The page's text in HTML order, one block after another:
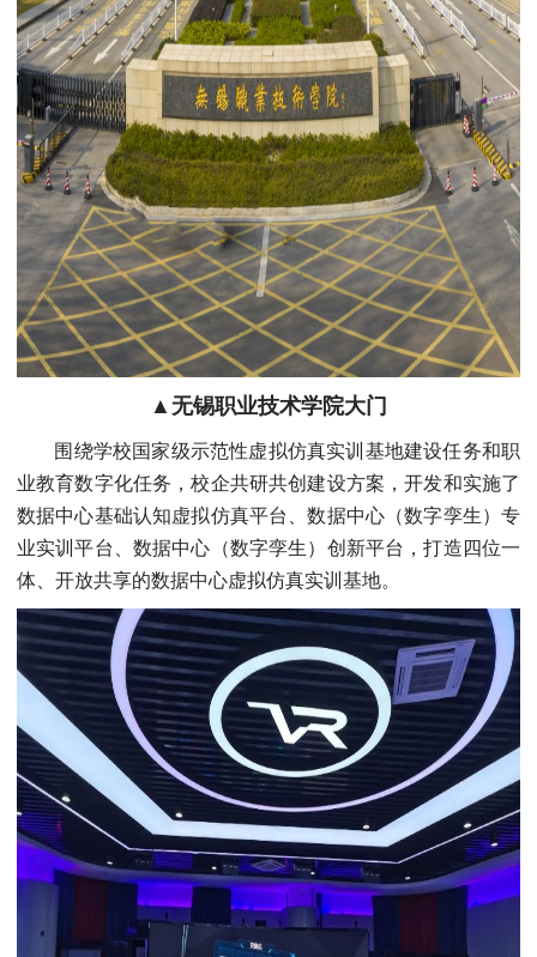
▲无锡职业技术学院大门
围绕学校国家级示范性虚拟仿真实训基地建设任务和职
业教育数字化任务，校企共研共创建设方案，开发和实施了
数据中心基础认知虚拟仿真平台、数据中心（数字孪生）专
业实训平台、数据中心（数字孪生）创新平台，打造四位一
体、开放共享的数据中心虚拟仿真实训基地。